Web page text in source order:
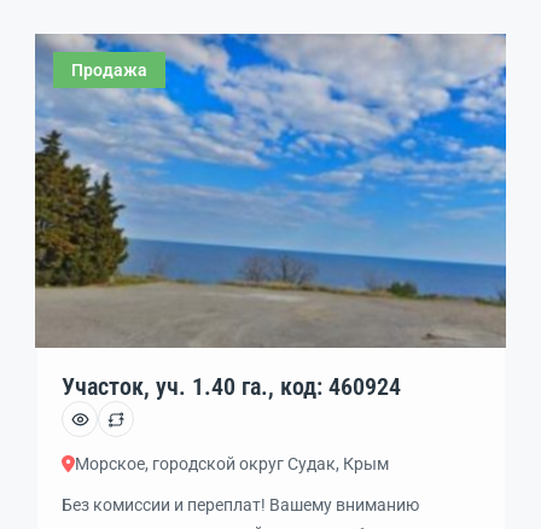
Продажа
Участок, уч. 1.40 га., код: 460924
Морское, городской округ Судак, Крым
Без комиссии и переплат! Вашему вниманию